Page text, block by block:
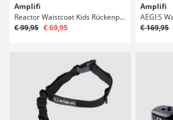
Amplifi
Reactor Waistcoat Kids Rückenprotektor
€ 99,95 € 69,95
Amplifi
€ 169,95